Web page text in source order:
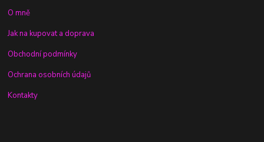
O mně
Jak na kupovat a doprava
Obchodní podmínky
Ochrana osobních údajů
Kontakty